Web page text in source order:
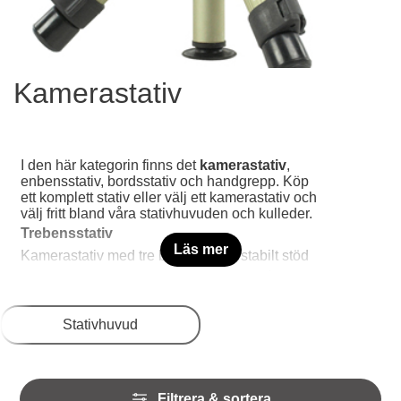
Kamerastativ
Läs mer
I den här kategorin finns det kamerastativ,
enbensstativ, bordsstativ och handgrepp. Köp
ett komplett stativ eller välj ett kamerastativ och
välj fritt bland våra stativhuvuden och kulleder.
Trebensstativ
Kamerastativ med tre ben som ger stabilt stöd
aluminium, kolfiber och trä.
Ett kamerastativ med ett ben, som ger något
Underkategorier
Stativhuvud
Hoppa